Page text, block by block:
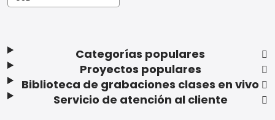
Categorías populares
Proyectos populares
Biblioteca de grabaciones clases en vivo
Servicio de atención al cliente